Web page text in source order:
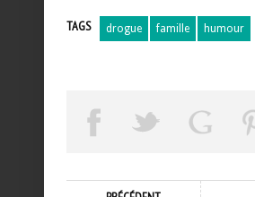
TAGS drogue famille humour